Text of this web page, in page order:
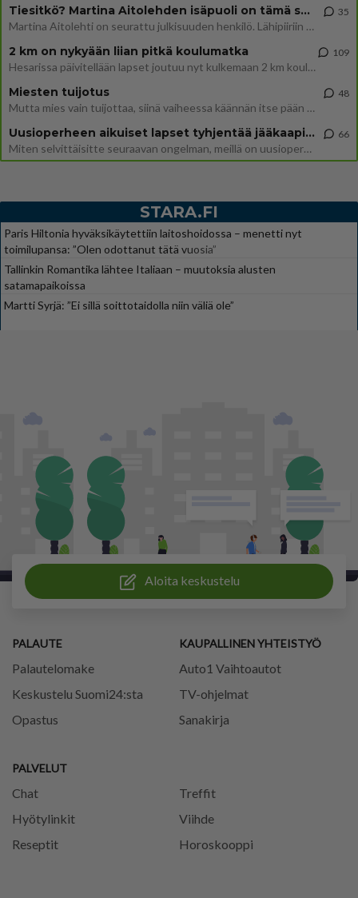
Tiesitkö? Martina Aitolehden isäpuoli on tämä suosittu laulaja
Martina Aitolehti on seurattu julkisuuden henkilö. Lähipiiriin mahtuu muitakin tunnettuja henkilöitä. Tiesitkö, että Ma
35
2 km on nykyään liian pitkä koulumatka
Hesarissa päivitellään lapset joutuu nyt kulkemaan 2 km kouluun jösses. Ruostefillarilla tuo matka menee vaikka miten äk
109
Miesten tuijotus
Mutta mies vain tuijottaa, siinä vaiheessa käännän itse pään pois. Mikä juttu? Yleensä jos joku tuijottaa tai katsoo, hä
48
Uusioperheen aikuiset lapset tyhjentää jääkaapin käydessään
Miten selvittäisitte seuraavan ongelman, meillä on uusioperhe, minulla teini-ikäiset lapset ja puolisolla aikuiset, jotk
66
STARA.FI
Paris Hiltonia hyväksikäytettiin laitoshoidossa – menetti nyt
toimilupansa: ”Olen odottanut tätä vuosia”
Tallinkin Romantika lähtee Italiaan – muutoksia alusten
satamapaikoissa
Martti Syrjä: ”Ei sillä soittotaidolla niin väliä ole”
Aloita keskustelu
PALAUTE
Palautelomake
Keskustelu Suomi24:sta
Opastus
PALVELUT
Chat
Treffit
Hyötylinkit
Viihde
Reseptit
Horoskooppi
KAUPALLINEN YHTEISTYÖ
Auto1 Vaihtoautot
TV-ohjelmat
Sanakirja